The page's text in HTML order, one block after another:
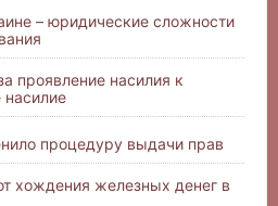
– юридические сложности
проявление насилия к
процедуру выдачи прав
хождения железных денег в